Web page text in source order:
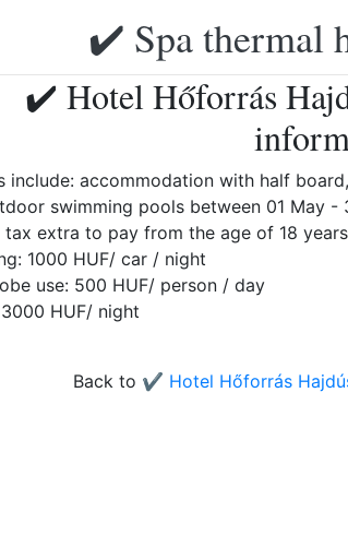
✔️ Spa thermal
✔️ Hotel Hőforrás
include: accommodation with half
swimming pools between 01 May -
tax extra to pay from the age of 18
1000 HUF/ car / night
use: 500 HUF/ person / day
HUF/ night
Back to ✔️ Hotel Hőforrás